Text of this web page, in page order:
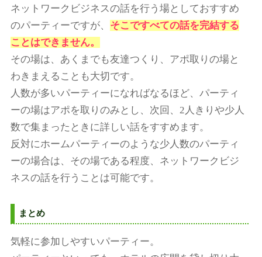
ネットワークビジネスの話を行う場としておすすめ
のパーティーですが、 そこですべての話を完結する
ことはできません。
その場は、あくまでも友達つくり、アポ取りの場と
わきまえることも大切です。
人数が多いパーティーになればなるほど、パーティ
ーの場はアポを取りのみとし、次回、2人きりや少人
数で集まったときに詳しい話をすすめます。
反対にホームパーティーのような少人数のパーティ
ーの場合は、その場である程度、ネットワークビジ
ネスの話を行うことは可能です。
まとめ
気軽に参加しやすいパーティー。